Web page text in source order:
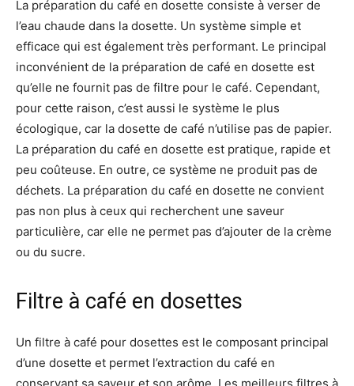
La préparation du café en dosette consiste à verser de
l’eau chaude dans la dosette. Un système simple et
efficace qui est également très performant. Le principal
inconvénient de la préparation de café en dosette est
qu’elle ne fournit pas de filtre pour le café. Cependant,
pour cette raison, c’est aussi le système le plus
écologique, car la dosette de café n’utilise pas de papier.
La préparation du café en dosette est pratique, rapide et
peu coûteuse. En outre, ce système ne produit pas de
déchets. La préparation du café en dosette ne convient
pas non plus à ceux qui recherchent une saveur
particulière, car elle ne permet pas d’ajouter de la crème
ou du sucre.
Filtre à café en dosettes
Un filtre à café pour dosettes est le composant principal
d’une dosette et permet l’extraction du café en